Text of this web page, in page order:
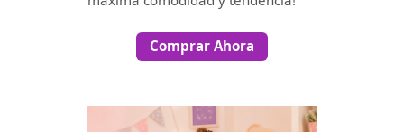
Comprar Ahora